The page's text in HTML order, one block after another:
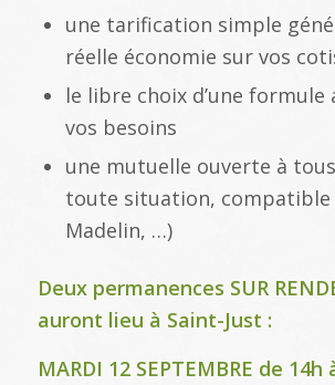
une tarification simple
réelle économie sur vos
le libre choix d’une formule
vos besoins
une mutuelle ouverte à
toute situation, compatible
Madelin, …)
Deux permanences SUR
auront lieu à Saint-Just :
MARDI 12 SEPTEMBRE de 14h